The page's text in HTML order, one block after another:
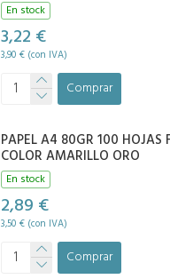
En stock
3,22 €
3,90 € (con IVA)
Comprar
PAPEL A4 80GR 100 HOJAS
COLOR AMARILLO ORO
En stock
2,89 €
3,50 € (con IVA)
Comprar